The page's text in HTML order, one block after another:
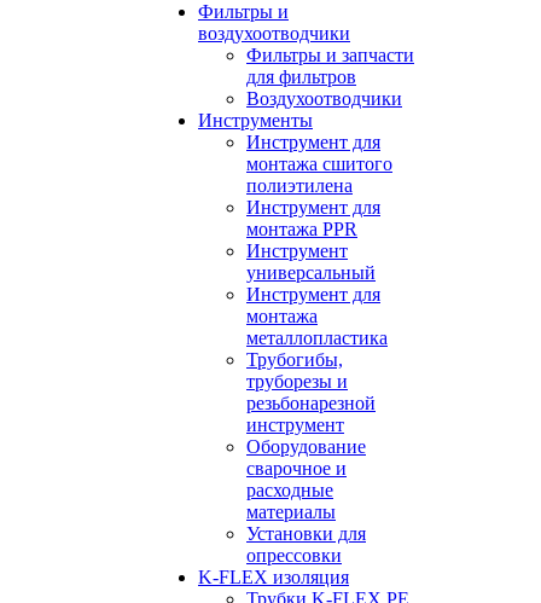
Фильтры и
воздухоотводчики
Фильтры и запчасти
для фильтров
Воздухоотводчики
Инструменты
Инструмент для
монтажа сшитого
полиэтилена
Инструмент для
монтажа PPR
Инструмент
универсальный
Инструмент для
монтажа
металлопластика
Трубогибы,
труборезы и
резьбонарезной
инструмент
Оборудование
сварочное и
расходные
материалы
Установки для
опрессовки
K-FLEX изоляция
Трубки K-FLEX PE